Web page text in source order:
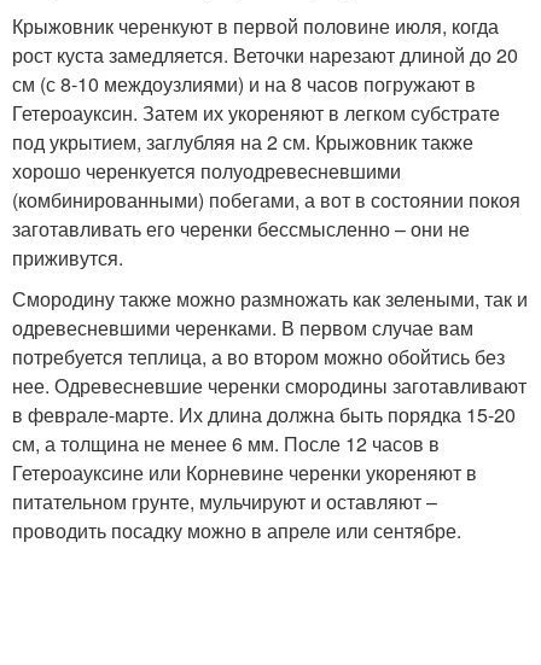
Крыжовник черенкуют в первой половине июля, когда
рост куста замедляется. Веточки нарезают длиной до 20
см (с 8-10 междоузлиями) и на 8 часов погружают в
Гетероауксин. Затем их укореняют в легком субстрате
под укрытием, заглубляя на 2 см. Крыжовник также
хорошо черенкуется полуодревесневшими
(комбинированными) побегами, а вот в состоянии покоя
заготавливать его черенки бессмысленно – они не
приживутся.
Смородину также можно размножать как зелеными, так и
одревесневшими черенками. В первом случае вам
потребуется теплица, а во втором можно обойтись без
нее. Одревесневшие черенки смородины заготавливают
в феврале-марте. Их длина должна быть порядка 15-20
см, а толщина не менее 6 мм. После 12 часов в
Гетероауксине или Корневине черенки укореняют в
питательном грунте, мульчируют и оставляют –
проводить посадку можно в апреле или сентябре.